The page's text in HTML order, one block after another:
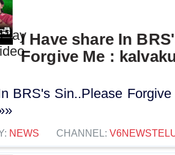
I Have share In
Forgive Me :
BRS's Sin..Please
NEWS CHANNEL: